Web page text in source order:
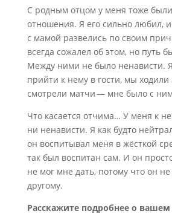
С родным отцом у меня тоже
отношения. Я его сильно любил,
с мамой развелись по своим
всегда сожалел об этом, но путь
Между ними не было ненависти.
прийти к нему в гости, мы ходили
смотрели матчи — мне было с
Что касается отчима… У меня к
ни ненависти. Я как будто
он воспитывал меня в жёсткой
так был воспитан сам. И он
не мог мне дать, потому что он не
другому.
Расскажите подробнее о